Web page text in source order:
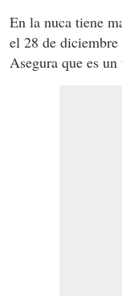
En la nuca tiene
el 28 de diciembre
Asegura que es